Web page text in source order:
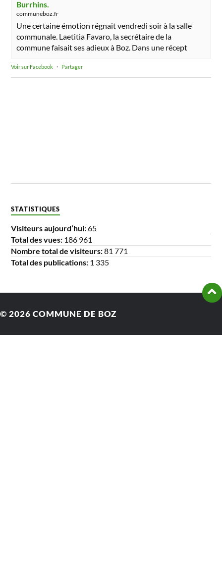
Burrhins.
communeboz.fr
Une certaine émotion régnait vendredi soir à la salle
communale. Laetitia Favaro, la secrétaire de la
commune faisait ses adieux à Boz. Dans une récept
Voir sur Facebook · Partager
STATISTIQUES
Visiteurs aujourd’hui:65
Total des vues: 186 961
Nombre total de visiteurs:81 771
Total des publications: 1 335
© 2026 COMMUNE DE BOZ